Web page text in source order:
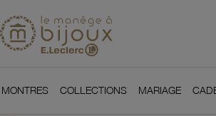
COLLECTIONS MARIAGE